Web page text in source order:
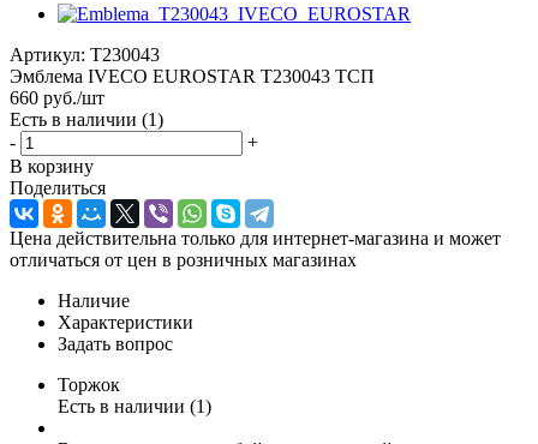
Артикул: T230043
Эмблема IVECO EUROSTAR T230043 ТСП
660 руб./шт
Есть в наличии (1)
-
+
В корзину
Поделиться
Цена действительна только для интернет-магазина и может
отличаться от цен в розничных магазинах
Наличие
Характеристики
Задать вопрос
Торжок
Есть в наличии (1)